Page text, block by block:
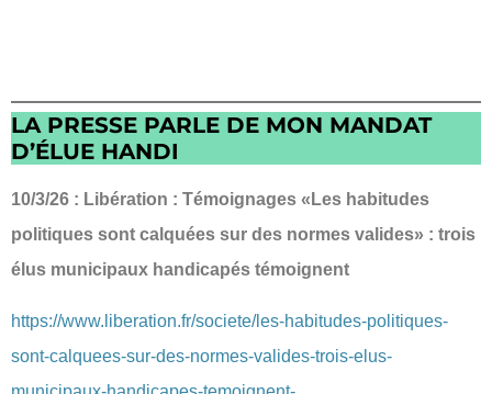
LA PRESSE PARLE DE MON MANDAT
D’ÉLUE HANDI
10/3/26 : Libération : Témoignages «Les habitudes
politiques sont calquées sur des normes valides» : trois
élus municipaux handicapés témoignent
https://www.liberation.fr/societe/les-habitudes-politiques-
sont-calquees-sur-des-normes-valides-trois-elus-